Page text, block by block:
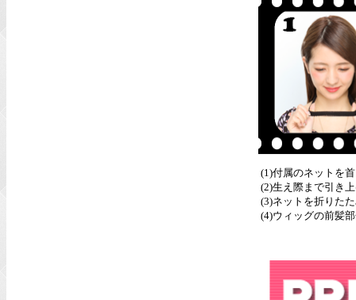
(1)付属のネットを
(2)生え際まで引き
(3)ネットを折りた
(4)ウィッグの前髪